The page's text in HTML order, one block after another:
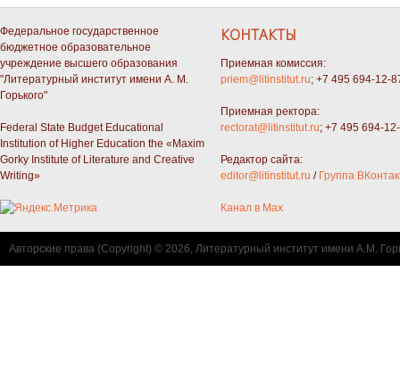
Федеральное государственное
бюджетное образовательное
учреждение высшего образования
"Литературный институт имени А. М.
Горького"
Federal State Budget Educational
Institution of Higher Education the «Maxim
Gorky Institute of Literature and Creative
Writing»
КОНТАКТЫ
Приемная комиссия:
priem@litinstitut.ru; +7 495 694-12-
Приемная ректора:
rectorat@litinstitut.ru; +7 495 694-
Редактор сайта:
editor@litinstitut.ru / Группа
Канал в Max
Авторские права (Copyright) © 2026, Литературный институт имени А.М.